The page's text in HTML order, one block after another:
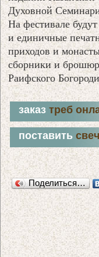
Духовной
На фестивале
и единичные
приходов и
сборники и
Раифского
заказтреб
поставить
Поделиться…